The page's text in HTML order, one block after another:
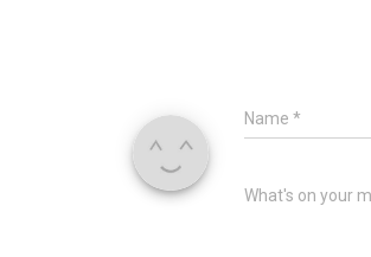
Name *
What's on your